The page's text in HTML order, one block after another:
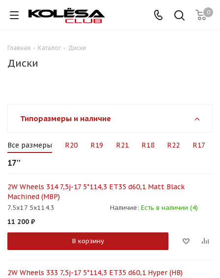
0
Главная - Каталог - Диски
Диски
Типоразмеры и наличие
Все размеры R20 R19 R21 R18 R22 R17
17''
2W Wheels 314 7,5j-17 5*114,3 ET35 d60,1 Matt Black
Machined (MBP)
7.5x17 5x114.3 Наличие: Есть в наличии (4)
11 200 ₽
В корзину
2W Wheels 333 7,5j-17 5*114,3 ET35 d60,1 Hyper (HB)